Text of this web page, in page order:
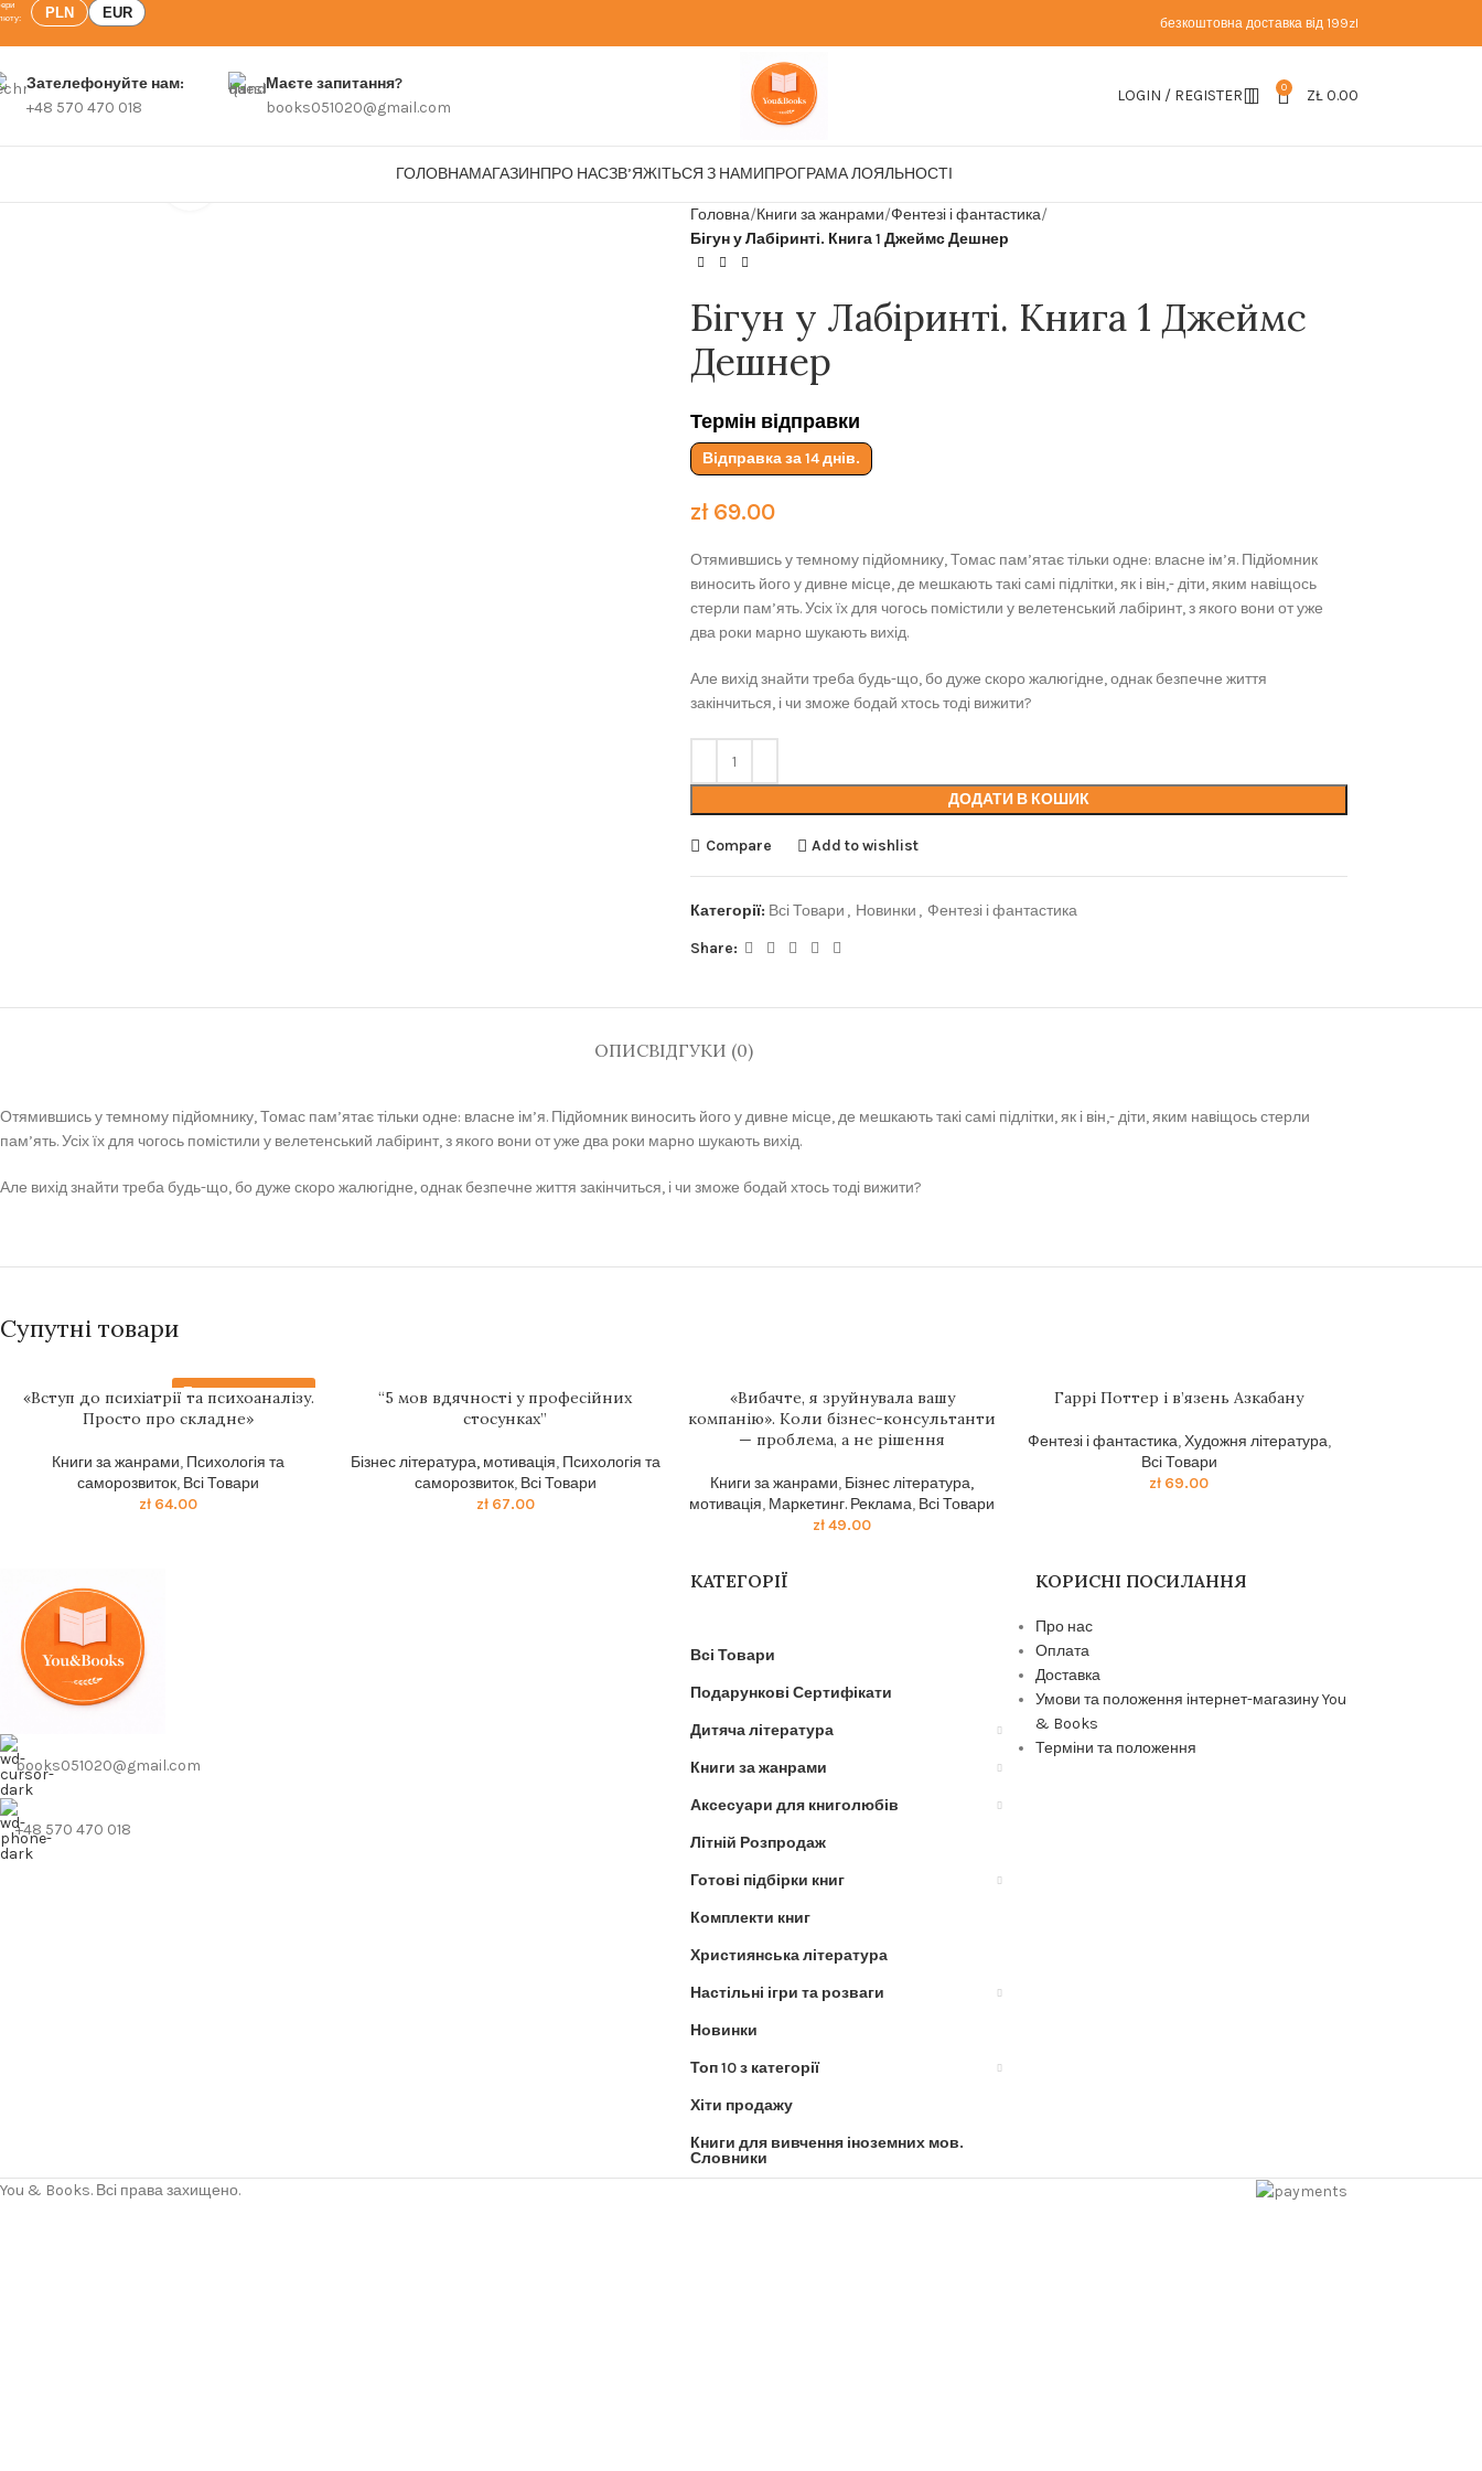
PLN EUR
безкоштовна доставка від 199zl
Зателефонуйте нам:
+48 570 470 018
Маєте запитання?
books051020@gmail.com
LOGIN / REGISTER 0 ZŁ0.00
ГОЛОВНАМАГАЗИНПРО НАСЗВ’ЯЖІТЬСЯ З НАМИПРОГРАМА ЛОЯЛЬНОСТІ
Головна Книги за жанрами Фентезі і фантастика
Бігун у Лабіринті. Книга 1 Джеймс Дешнер
Бігун у Лабіринті. Книга 1 Джеймс
Дешнер
Термін відправки
Відправка за 14 днів.
zł69.00
Отямившись у темному підйомнику, Томас пам’ятає тільки одне: власне ім’я. Підйомник
виносить його у дивне місце, де мешкають такі самі підлітки, як і він,- діти, яким навіщось
стерли пам’ять. Усіх їх для чогось помістили у велетенський лабіринт, з якого вони от уже
два роки марно шукають вихід.
Але вихід знайти треба будь-що, бо дуже скоро жалюгідне, однак безпечне життя
закінчиться, і чи зможе бодай хтось тоді вижити?
ДОДАТИ В КОШИК
Compare Add to wishlist
Категорії: Всі Товари , Новинки , Фентезі і фантастика
Share:
ОПИСВІДГУКИ (0)
Отямившись у темному підйомнику, Томас пам’ятає тільки одне: власне ім’я. Підйомник виносить його у дивне місце, де мешкають такі самі підлітки, як і він,- діти, яким навіщось стерли
пам’ять. Усіх їх для чогось помістили у велетенський лабіринт, з якого вони от уже два роки марно шукають вихід.
Але вихід знайти треба будь-що, бо дуже скоро жалюгідне, однак безпечне життя закінчиться, і чи зможе бодай хтось тоді вижити?
Супутні товари
Передзамовлення
«Вступ до психіатрії та психоаналізу.
Просто про складне»
Книги за жанрами, Психологія та
саморозвиток, Всі Товари
zł 64.00
“5 мов вдячності у професійних
стосунках”
Бізнес література, мотивація, Психологія та
саморозвиток, Всі Товари
zł67.00
«Вибачте, я зруйнувала вашу
компанію». Коли бізнес-консультанти
— проблема, а не рішення
Книги за жанрами, Бізнес література,
мотивація, Маркетинг. Реклама, Всі Товари
zł49.00
Гаррі Поттер і в’язень Азкабану
Фентезі і фантастика,Художня література,
Всі Товари
zł 69.00
books051020@gmail.com
+48 570 470 018
КАТЕГОРІЇ
Всі Товари
Подарункові Сертифікати
Дитяча література
Книги за жанрами
Аксесуари для книголюбів
Літній Розпродаж
Готові підбірки книг
Комплекти книг
Християнська література
Настільні ігри та розваги
Новинки
Топ 10 з категорії
Хіти продажу
Книги для вивчення іноземних мов.
Словники
КОРИСНІ ПОСИЛАННЯ
Про нас
Оплата
Доставка
Умови та положення інтернет-магазину You
& Books
Терміни та положення
You & Books. Всі права захищено.